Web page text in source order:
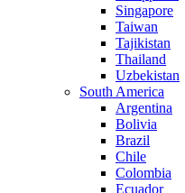
Singapore
Taiwan
Tajikistan
Thailand
Uzbekistan
South America
Argentina
Bolivia
Brazil
Chile
Colombia
Ecuador